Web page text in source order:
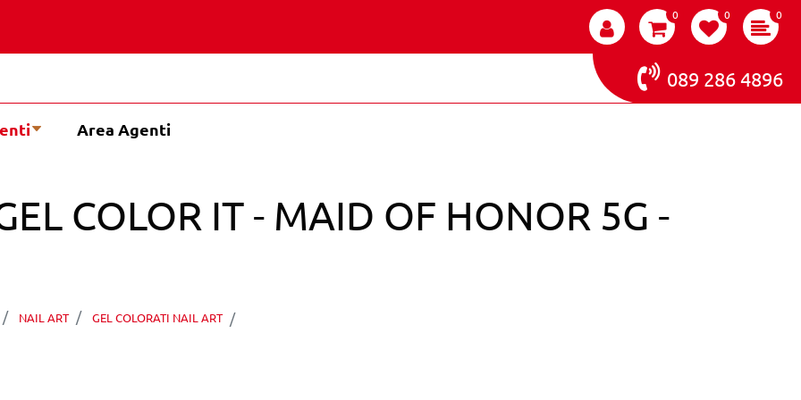
0 0 0
089 286 4896
Area Agenti
COLOR IT - MAID OF HONOR 5G -
NAIL ART GEL COLORATI NAIL ART